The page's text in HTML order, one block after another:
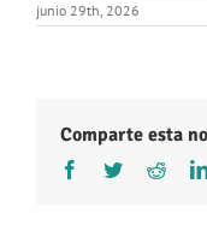
junio 29th, 2026
Comparte esta
Facebook
Twitter